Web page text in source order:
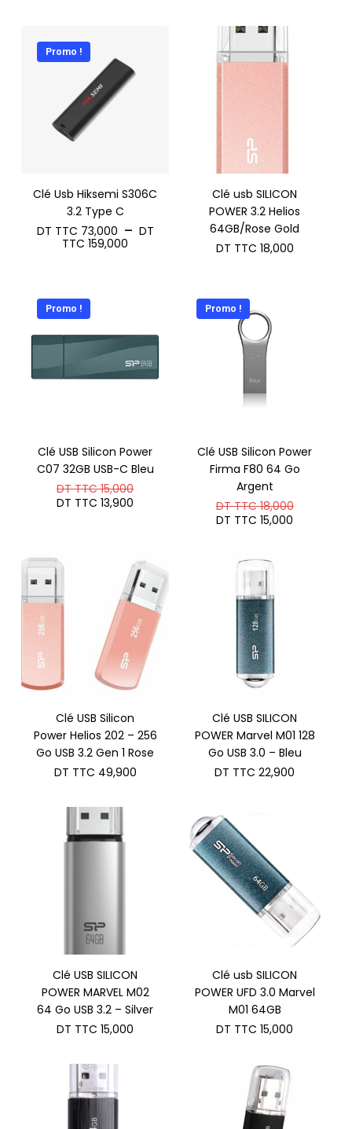
DT
TTC 29,000
Promo !
Clé Usb Hiksemi S306C
3.2 Type C
DT TTC 73,000 – DT
TTC 159,000
TTC 159,000
Clé usb SILICON
POWER 3.2 Helios
64GB/Rose Gold
DT TTC 18,000
Promo !
Clé USB Silicon Power
C07 32GB USB-C Bleu
DT TTC15,000Le
DT TTC 13,900
TTC 13,900.
Promo !
Clé USB Silicon Power
Firma F80 64 Go
Argent
DT TTC18,000Le
DT TTC 15,000
Clé USB Silicon
Power Helios 202 – 256
Go USB 3.2 Gen 1 Rose
DT TTC 49,900
Clé USB SILICON
POWER Marvel M01 128
Go USB 3.0 – Bleu
DT TTC 22,900
Clé USB SILICON
POWER MARVEL M02
64 Go USB 3.2 – Silver
DT TTC 15,000
Clé usb SILICON
POWER UFD 3.0 Marvel
M01 64GB
DT TTC 15,000